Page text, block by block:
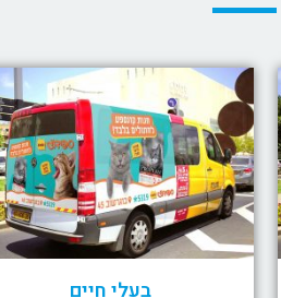
בעלי חיים